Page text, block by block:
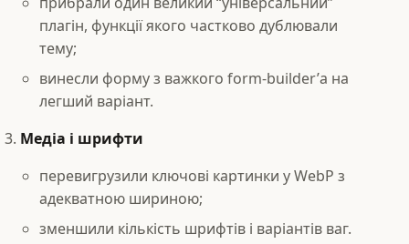
плагін, функції якого частково дублювали
тему;
винесли форму з важкого form-builder’а на
легший варіант.
Медіа і шрифти
перевигрузили ключові картинки у WebP з
адекватною шириною;
зменшили кількість шрифтів і варіантів ваг.